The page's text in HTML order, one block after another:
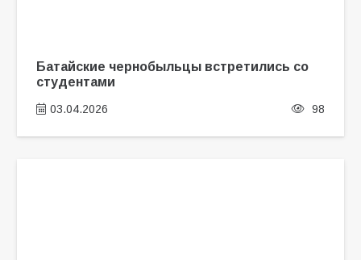
Батайские чернобыльцы встретились со
студентами
03.04.2026 98